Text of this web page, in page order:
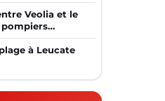
Veolia et le
pompiers
à Leucate